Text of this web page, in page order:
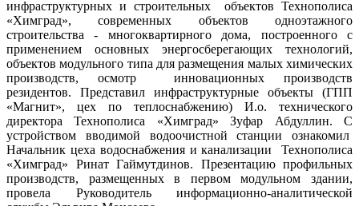
инфраструктурных и строительных объектов Технополиса
«Химград», современных объектов одноэтажного
строительства - многоквартирного дома, построенного с
применением основных энергосберегающих технологий,
объектов модульного типа для размещения малых химических
производств, осмотр инновационных производств
резидентов. Представил инфраструктурные объекты (ГПП
«Магнит», цех по теплоснабжению) И.о. технического
директора Технополиса «Химград» Зуфар Абдуллин. С
устройством вводимой водоочистной станции ознакомил
Начальник цеха водоснабжения и канализации Технополиса
«Химград» Ринат Гаймутдинов. Презентацию профильных
производств, размещенных в первом модульном здании,
провела Руководитель информационно-аналитической